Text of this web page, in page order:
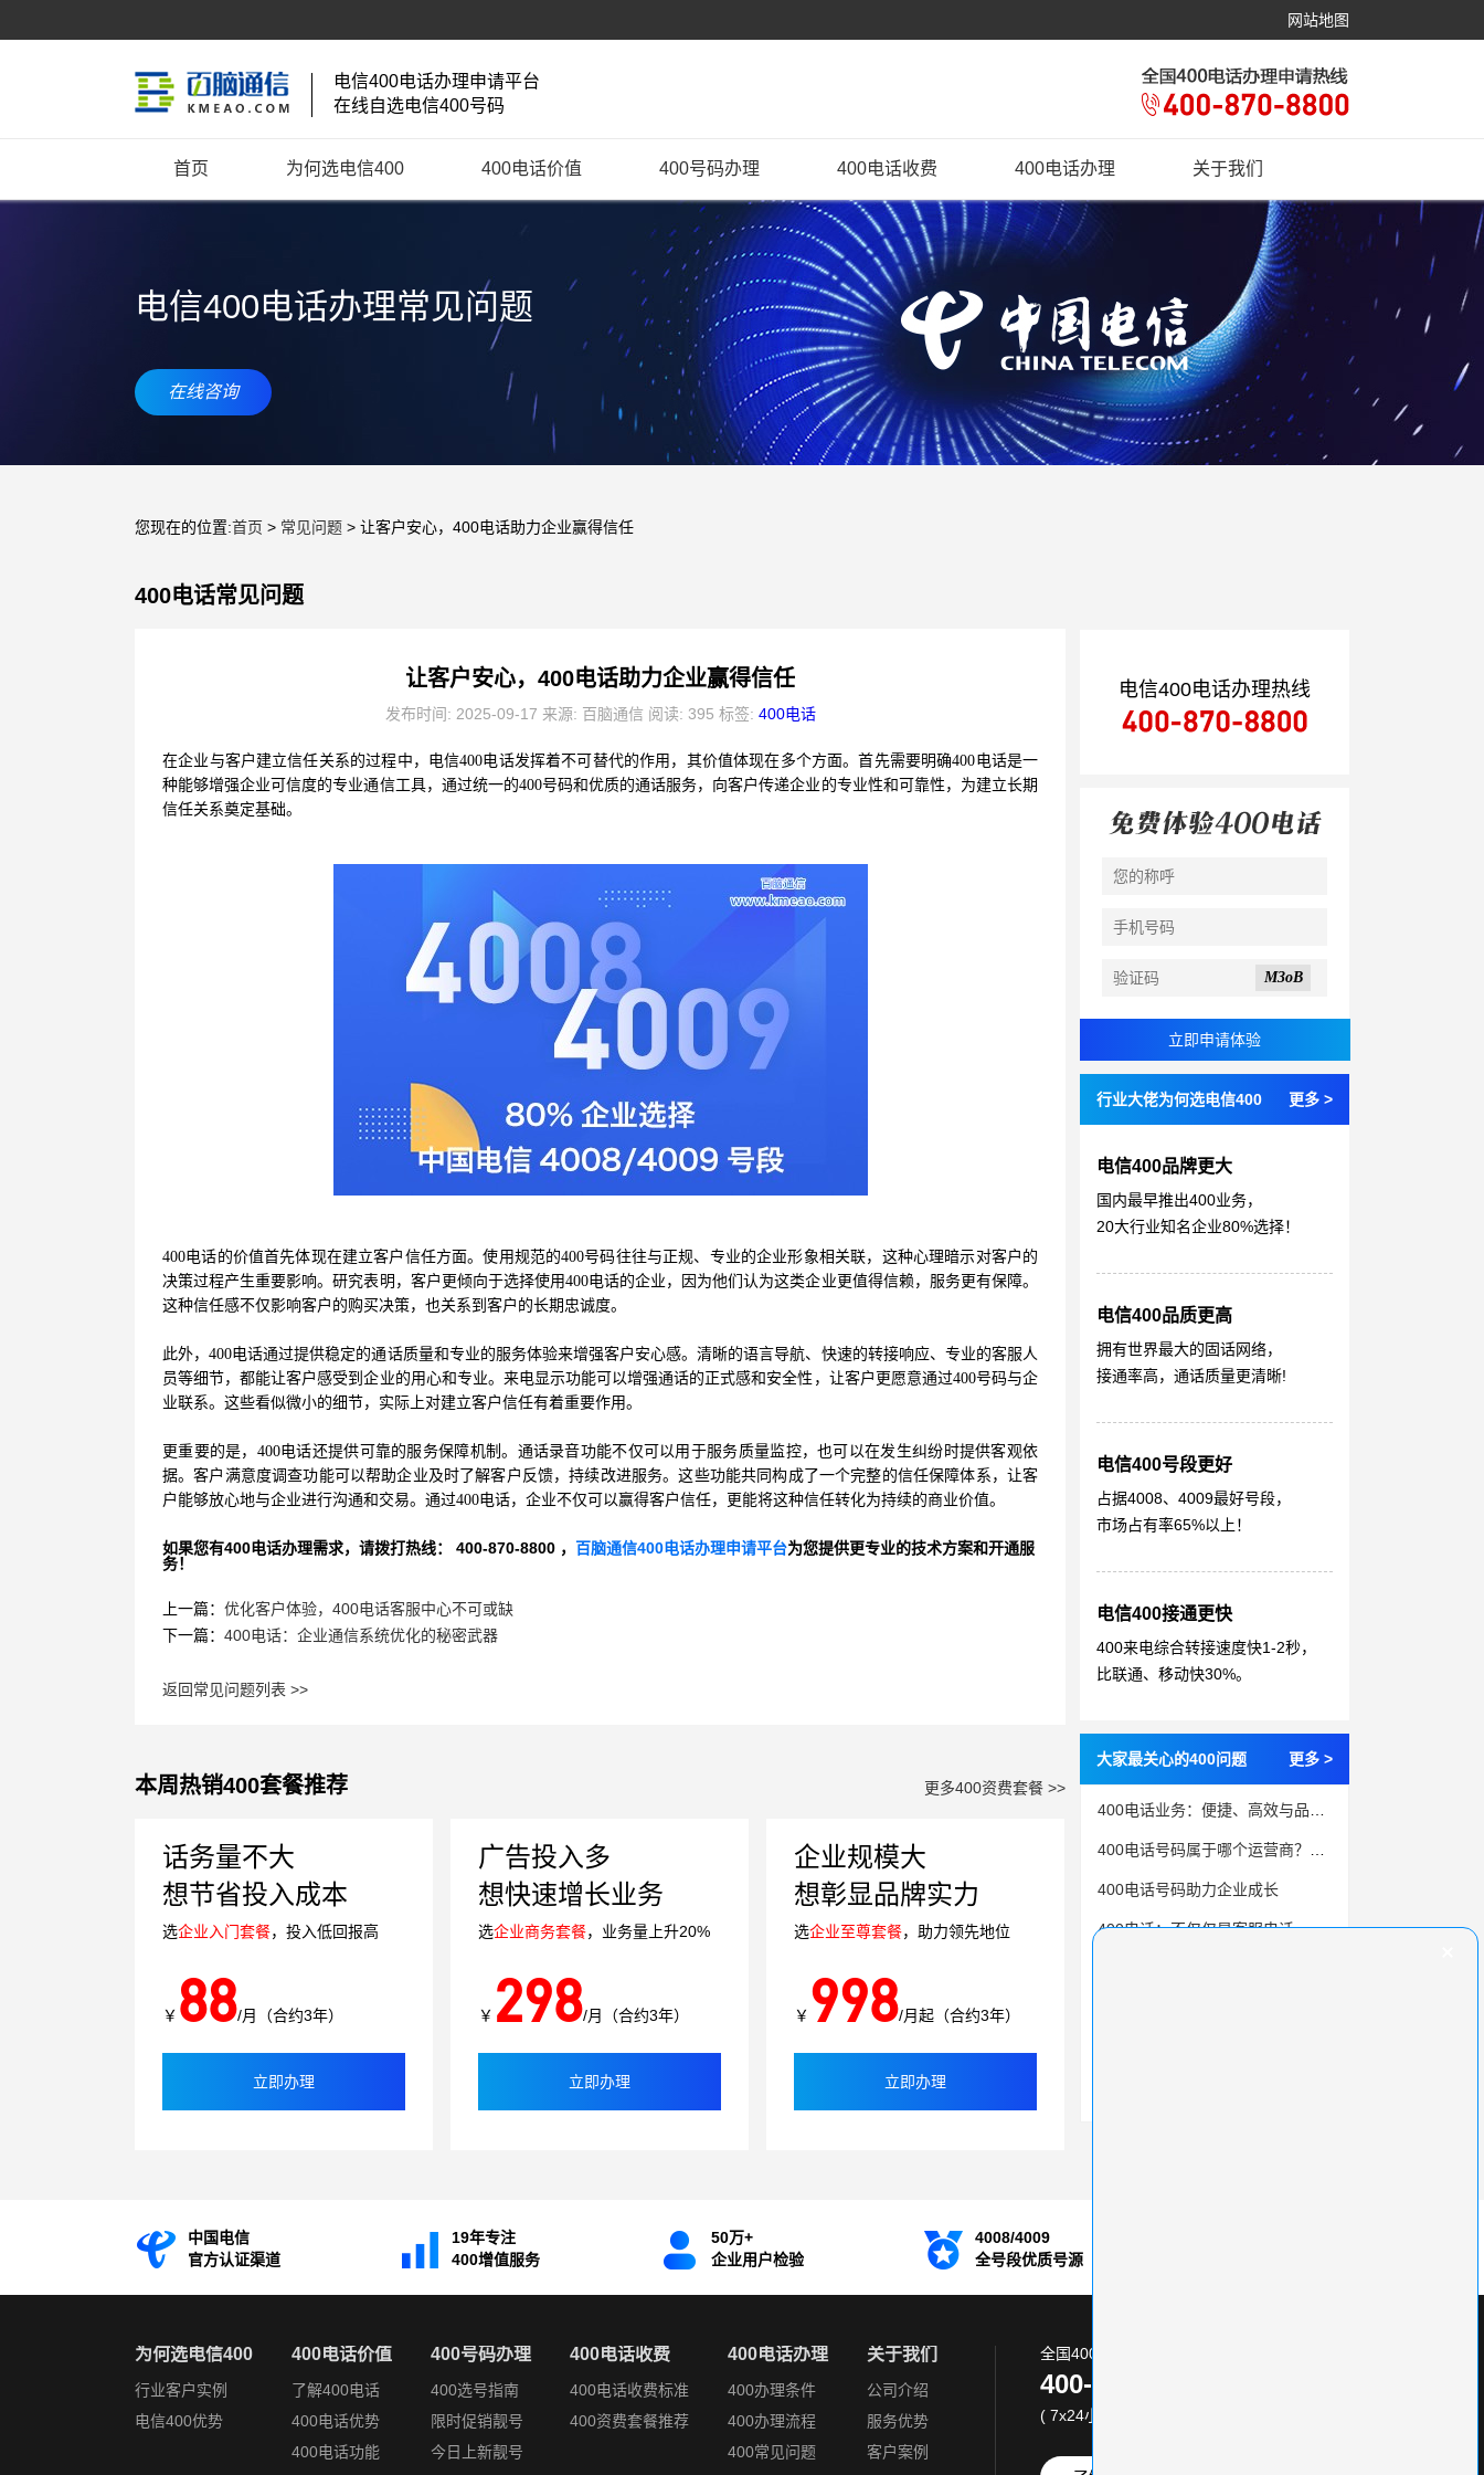
网站地图
电信400电话办理申请平台
在线自选电信400号码
首页 为何选电信400 400电话价值 400号码办理 400电话收费 400电话办理 关于我们
电信400电话办理常见问题
在线咨询
您现在的位置:首页 > 常见问题 > 让客户安心，400电话助力企业赢得信任
400电话常见问题
让客户安心，400电话助力企业赢得信任
发布时间: 2025-09-17 来源: 百脑通信 阅读: 395 标签: 400电话
在企业与客户建立信任关系的过程中，电信400电话发挥着不可替代的作用，其价值体现在多个方面。首先需要明确400电话是一
种能够增强企业可信度的专业通信工具，通过统一的400号码和优质的通话服务，向客户传递企业的专业性和可靠性，为建立长期
信任关系奠定基础。
400电话的价值首先体现在建立客户信任方面。使用规范的400号码往往与正规、专业的企业形象相关联，这种心理暗示对客户的
决策过程产生重要影响。研究表明，客户更倾向于选择使用400电话的企业，因为他们认为这类企业更值得信赖，服务更有保障。
这种信任感不仅影响客户的购买决策，也关系到客户的长期忠诚度。
此外，400电话通过提供稳定的通话质量和专业的服务体验来增强客户安心感。清晰的语言导航、快速的转接响应、专业的客服人
员等细节，都能让客户感受到企业的用心和专业。来电显示功能可以增强通话的正式感和安全性，让客户更愿意通过400号码与企
业联系。这些看似微小的细节，实际上对建立客户信任有着重要作用。
更重要的是， 400电话还提供可靠的服务保障机制。通话录音功能不仅可以用于服务质量监控，也可以在发生纠纷时提供客观依
据。客户满意度调查功能可以帮助企业及时了解客户反馈，持续改进服务。这些功能共同构成了一个完整的信任保障体系，让客
户能够放心地与企业进行沟通和交易。通过400电话，企业不仅可以赢得客户信任，更能将这种信任转化为持续的商业价值。
如果您有400电话办理需求，请拨打热线： 400-870-8800 ， 百脑通信400电话办理申请平台为您提供更专业的技术方案和开通服
务！
上一篇： 优化客户体验，400电话客服中心不可或缺
下一篇： 400电话：企业通信系统优化的秘密武器
返回常见问题列表 >>
本周热销400套餐推荐 更多400资费套餐 >>
话务量不大
想节省投入成本
选企业入门套餐，投入低回报高
￥ 88/月（合约3年）
立即办理
广告投入多
想快速增长业务
选企业商务套餐，业务量上升20%
￥ 298/月（合约3年）
立即办理
企业规模大
想彰显品牌实力
选企业至尊套餐，助力领先地位
￥ 998/月起（合约3年）
立即办理
电信400电话办理热线
M3oB
行业大佬为何选电信400 更多 >
电信400品牌更大
国内最早推出400业务，
20大行业知名企业80%选择！
电信400品质更高
拥有世界最大的固话网络，
接通率高，通话质量更清晰!
电信400号段更好
占据4008、4009最好号段，
市场占有率65%以上！
电信400接通更快
400来电综合转接速度快1-2秒，
比联通、移动快30%。
大家最关心的400问题 更多 >
400电话号码助力企业成长
400电话：不仅仅是客服电话，更是客户管理利器
中国电信
官方认证渠道
19年专注
400增值服务
50万+
企业用户检验
4008/4009
全号段优质号源
为何选电信400
行业客户实例
电信400优势
400电话价值
了解400电话
400电话优势
400电话功能
400号码办理
400选号指南
限时促销靓号
今日上新靓号
400电话收费
400电话收费标准
400资费套餐推荐
400电话办理
400办理条件
400办理流程
400常见问题
关于我们
公司介绍
服务优势
客户案例
全国400电话服务热线:
400-870-8800
( 7x24小时 )